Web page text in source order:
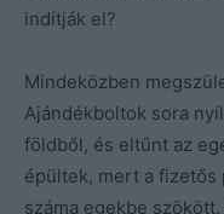
indítják el?
Mindeközben
Ajándékboltok sora
földből, és eltűnt az
épültek, mert a fizetős
száma egekbe